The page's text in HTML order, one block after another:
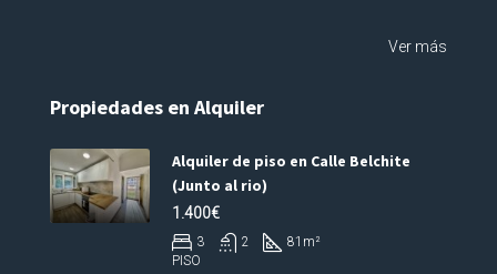
Ver más
Propiedades en Alquiler
Alquiler de piso en Calle Belchite
(Junto al rio)
1.400€
3 2 81 m²
PISO